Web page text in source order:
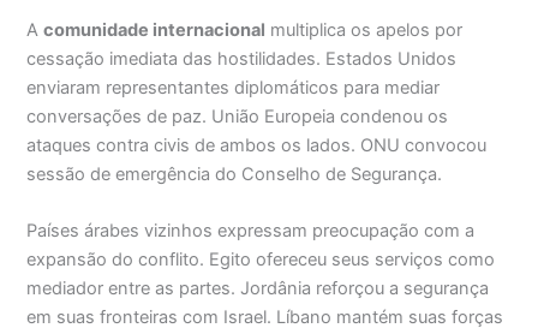
Acomunidade internacional multiplica os apelos por
cessação imediata das hostilidades. Estados Unidos
enviaram representantes diplomáticos para mediar
conversações de paz. União Europeia condenou os
ataques contra civis de ambos os lados. ONU convocou
sessão de emergência do Conselho de Segurança.
Países árabes vizinhos expressam preocupação com a
expansão do conflito. Egito ofereceu seus serviços como
mediador entre as partes. Jordânia reforçou a segurança
em suas fronteiras com Israel. Líbano mantém suas forças